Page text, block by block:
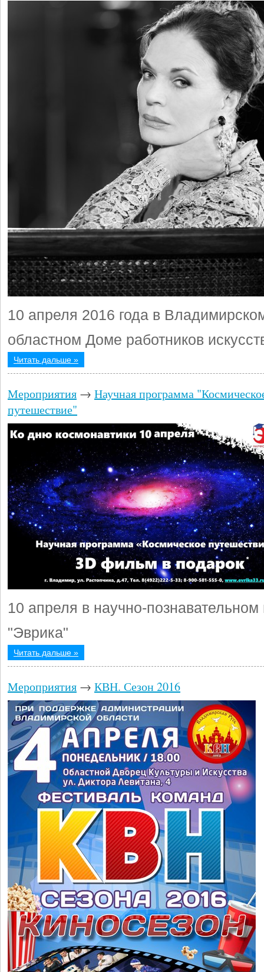
10 апреля 2016 года в
областном Доме работников
Читать дальше »
Мероприятия → Научная программа
путешествие"
10 апреля в научно-познавательном
"Эврика"
Читать дальше »
Мероприятия → КВН. Сезон 2016